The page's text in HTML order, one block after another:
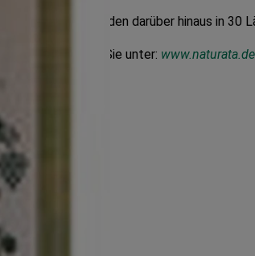
und werden darüber hinaus in 30
Produkten finden Sie unter: www.naturata.de